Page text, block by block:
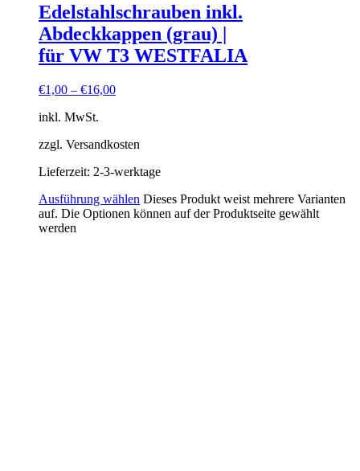
Edelstahlschrauben inkl.
Abdeckkappen (grau) |
für VW T3 WESTFALIA
€1,00 – €16,00
inkl. MwSt.
zzgl. Versandkosten
Lieferzeit: 2-3-werktage
Ausführung wählen Dieses Produkt weist mehrere Varianten
auf. Die Optionen können auf der Produktseite gewählt
werden